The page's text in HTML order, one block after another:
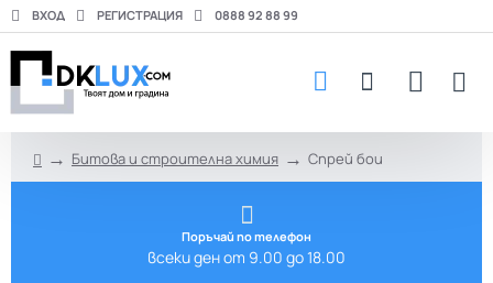
ВХОД РЕГИСТРАЦИЯ 0888 92 88 99
Битова и строителна химия Спрей бои
Поръчай по телефон
всеки ден от 9.00 до 18.00